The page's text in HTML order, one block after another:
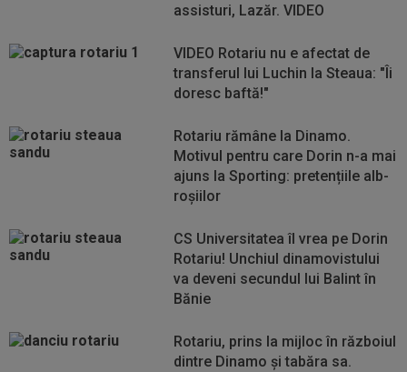
assisturi, Lazăr. VIDEO
VIDEO Rotariu nu e afectat de
transferul lui Luchin la Steaua: "Îi
doresc baftă!"
Rotariu rămâne la Dinamo.
Motivul pentru care Dorin n-a mai
ajuns la Sporting: pretențiile alb-
roșiilor
CS Universitatea îl vrea pe Dorin
Rotariu! Unchiul dinamovistului
va deveni secundul lui Balint în
Bănie
Rotariu, prins la mijloc în războiul
dintre Dinamo și tabăra sa.